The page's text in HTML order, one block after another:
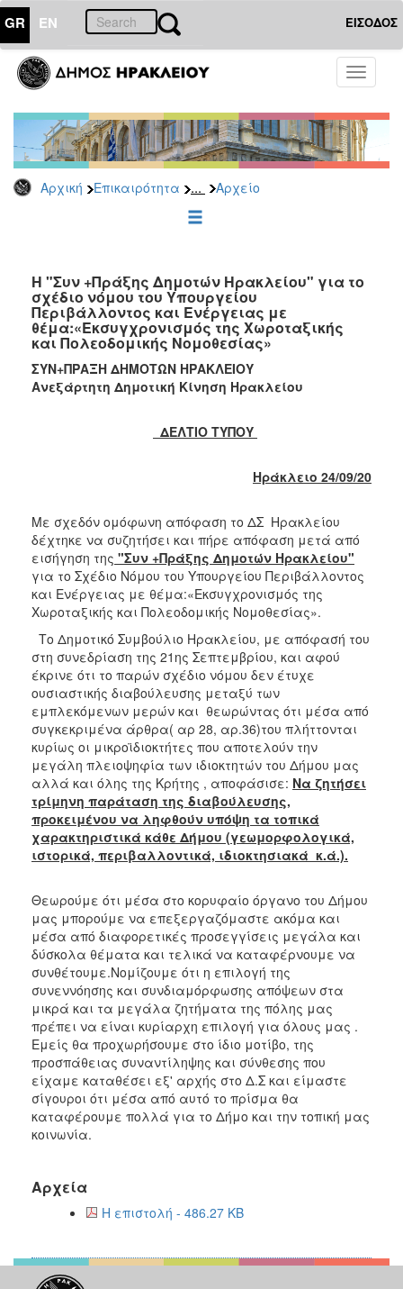
GR EN ΕΙΣΟΔΟΣ
Toggle
Αρχική Επικαιρότητα ... Αρχείο
ΕΠΙΚΑΙΡΟΤΗΤΑ
Παρατάξεις
Αρχείο
ΕΠΙΣΚΕΠΤΗΣ
ΗΡΑΚΛΕΙΟ
Η "Συν +Πράξης Δημοτών Ηρακλείου" για το
σχέδιο νόμου του Υπουργείου
Περιβάλλοντος και Ενέργειας με
θέμα:«Εκσυγχρονισμός της Χωροταξικής
και Πολεοδομικής Νομοθεσίας»
ΣΥΝ+ΠΡΑΞΗ ΔΗΜΟΤΩΝ ΗΡΑΚΛΕΙΟΥ
Ανεξάρτητη Δημοτική Κίνηση Ηρακλείου
ΔΕΛΤΙΟ ΤΥΠΟΥ
Ηράκλειο 24/09/20
Με σχεδόν ομόφωνη απόφαση το ΔΣ Ηρακλείου
δέχτηκε να συζητήσει και πήρε απόφαση μετά από
εισήγηση της "Συν +Πράξης Δημοτών Ηρακλείου"
για το Σχέδιο Νόμου του Υπουργείου Περιβάλλοντος
και Ενέργειας με θέμα:«Εκσυγχρονισμός της
Χωροταξικής και Πολεοδομικής Νομοθεσίας».
Το Δημοτικό Συμβούλιο Ηρακλείου, με απόφασή του
στη συνεδρίαση της 21ης Σεπτεμβρίου, και αφού
έκρινε ότι το παρών σχέδιο νόμου δεν έτυχε
ουσιαστικής διαβούλευσης μεταξύ των
εμπλεκόμενων μερών και θεωρώντας ότι μέσα από
συγκεκριμένα άρθρα( αρ 28, αρ.36)του πλήττονται
κυρίως οι μικροϊδιοκτήτες που αποτελούν την
μεγάλη πλειοψηφία των ιδιοκτητών του Δήμου μας
αλλά και όλης της Κρήτης , αποφάσισε: Να ζητήσει
τρίμηνη παράταση της διαβούλευσης,
προκειμένου να ληφθούν υπόψη τα τοπικά
χαρακτηριστικά κάθε Δήμου (γεωμορφολογικά,
ιστορικά, περιβαλλοντικά, ιδιοκτησιακά κ.ά.).
Θεωρούμε ότι μέσα στο κορυφαίο όργανο του Δήμου
μας μπορούμε να επεξεργαζόμαστε ακόμα και
μέσα από διαφορετικές προσεγγίσεις μεγάλα και
δύσκολα θέματα και τελικά να καταφέρνουμε να
συνθέτουμε.Νομίζουμε ότι η επιλογή της
συνεννόησης και συνδιαμόρφωσης απόψεων στα
μικρά και τα μεγάλα ζητήματα της πόλης μας
πρέπει να είναι κυρίαρχη επιλογή για όλους μας .
Εμείς θα προχωρήσουμε στο ίδιο μοτίβο, της
προσπάθειας συναντίληψης και σύνθεσης που
είχαμε καταθέσει εξ' αρχής στο Δ.Σ και είμαστε
σίγουροι ότι μέσα από αυτό το πρίσμα θα
καταφέρουμε πολλά για το Δήμο και την τοπική μας
κοινωνία.
Αρχεία
Η επιστολή - 486.27 KB